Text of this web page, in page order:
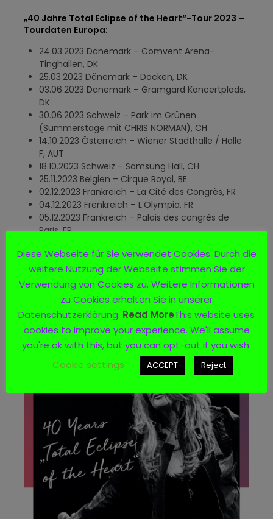
„40 Jahre Total Eclipse of the Heart“-Tour 2023 –
Tourdaten Europa:
24.03.2023 Dänemark – Comvent Arena-
Tinghallen, DK
25.03.2023 Dänemark – Docken, DK
03.06.2023 Dänemark – Gramgard Koncertplads,
DK
30.06.2023 Schweiz – Park im Grünen
(Summerstage mit CHRIS NORMAN), CH
14.10.2023 Österreich – Wiener Stadthalle / Halle
F, AUT
18.10.2023 Schweiz – Samsung Hall, CH
25.11.2023 Belgien – Cirque Royal, BE
02.12.2023 Frankreich – La Cité des Congrès, FR
04.12.2023 Frenkreich – L’Olympia, FR
05.12.2023 Frankreich – Palais des congrès de
Paris, FR
08.12.2023 Frankreich – Le Silo, FR
11.12.2023 Frankreich – L’Amphithéâtre, FR
12.12.2023 Frankreich – Casino Théâtre Barrière, FR
Diese Webseite für Sie verwendet Cookies. Durch die
weitere Nutzung der Webseite stimmen Sie der
Verwendung von Cookies zu. Weitere Informationen
zu Cookies erhalten Sie in unserer
Datenschutzerklärung. Read MoreThis website uses
cookies to improve your experience. We'll assume
you're ok with this, but you can opt-out if you wish.
Cookie settings
ACCEPT Reject